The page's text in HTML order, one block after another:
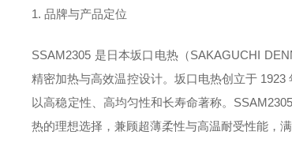
1. 品牌与产品定位
SSAM2305 是日本坂口电热（SAKAGUCHI
精密加热与高效温控设计。坂口电热创立于
以高稳定性、高均匀性和长寿命著称。
热的理想选择，兼顾超薄柔性与高温耐受性能，